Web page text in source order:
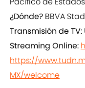
¿Dónde? BBVA
Transmisión de TV:
Streaming Online:
https://
MX/welcome